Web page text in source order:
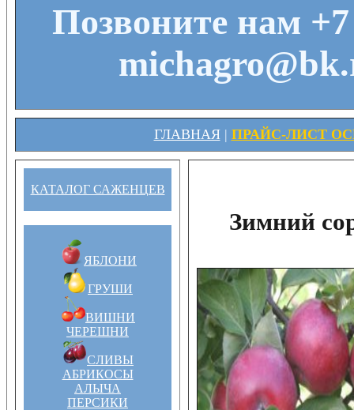
Позвоните нам
ГЛАВНАЯ| ПРАЙС-ЛИСТ
КАТАЛОГ САЖЕНЦЕВ
ЯБЛОНИ
ГРУШИ
ВИШНИ
ЧЕРЕШНИ
СЛИВЫ
АБРИКОСЫ
АЛЫЧА
ПЕРСИКИ
Зимний